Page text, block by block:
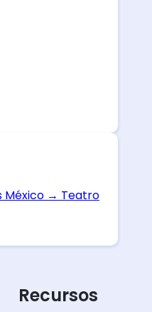
México → Teatro
Recursos